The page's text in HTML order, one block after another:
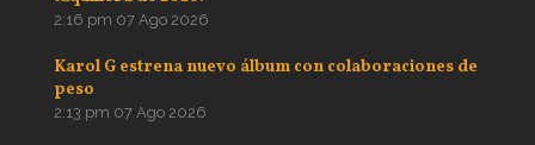
2:16 pm 07 Ago 2026
Karol G estrena nuevo álbum con colaboraciones de
peso
2:13 pm 07 Ago 2026